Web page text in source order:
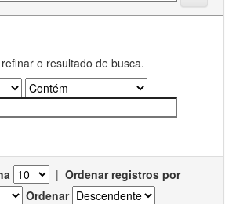
o resultado de busca.
| Ordenar registros por
Ordenar